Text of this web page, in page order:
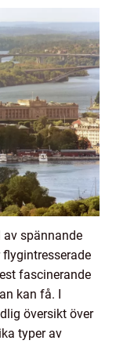
spännande
fascinerande
kan få. I
översikt över
typer av